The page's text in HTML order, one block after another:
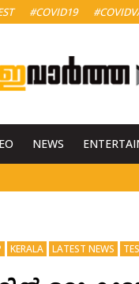
#COVID19
NEWS
KERALA LATEST NEWS